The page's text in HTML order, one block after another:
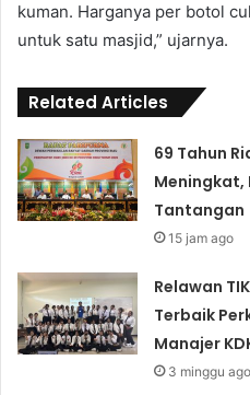
kuman. Harganya per botol
untuk satu masjid,” ujarnya.
Related Articles
69 Tahun
Meningkat,
Tantangan
15 jam ago
Relawan
Terbaik
Manajer
3 minggu ago